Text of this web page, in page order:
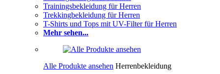
Trainingsbekleidung für Herren
Trekkingbekleidung für Herren
T-Shirts und Tops mit UV-Filter für Herren
Mehr sehen...
Alle Produkte ansehen Herrenbekleidung